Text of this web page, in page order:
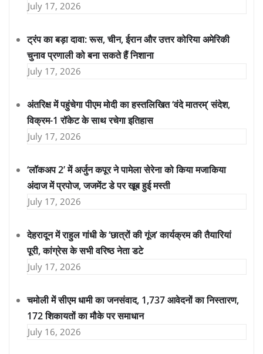
July 17, 2026
ट्रंप का बड़ा दावा: रूस, चीन, ईरान और उत्तर कोरिया अमेरिकी
चुनाव प्रणाली को बना सकते हैं निशाना
July 17, 2026
अंतरिक्ष में पहुंचेगा पीएम मोदी का हस्तलिखित ‘वंदे मातरम्’ संदेश,
विक्रम-1 रॉकेट के साथ रचेगा इतिहास
July 17, 2026
‘लॉकअप 2’ में अर्जुन कपूर ने पामेला सेरेना को किया मजाकिया
अंदाज में प्रपोज, जजमेंट डे पर खूब हुई मस्ती
July 17, 2026
देहरादून में राहुल गांधी के ‘छात्रों की गूंज’ कार्यक्रम की तैयारियां
पूरी, कांग्रेस के सभी वरिष्ठ नेता डटे
July 17, 2026
चमोली में सीएम धामी का जनसंवाद, 1,737 आवेदनों का निस्तारण,
172 शिकायतों का मौके पर समाधान
July 16, 2026